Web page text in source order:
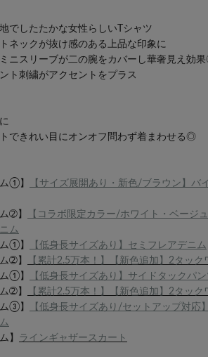
でしたたかな女性らしいTシャツ
ネックが抜け感のある上品な印象に
ニスリーブが二の腕をカバーし華奢見え効
ト刺繍がアクセントをプラス
できれい目にオンオフ問わず着まわせる◎
①】
【サイズ展開あり・新色/ブラウン】バ
➁】
【コラボ限定カラー/ホワイト・ベージ
ム
①】
【低身長サイズあり】セミフレアデニム
➁】
【累計2.5万本！】【新色追加】2タック
①】
【低身長サイズあり】サイドタックパン
➁】
【累計2.5万本！】【新色追加】2タック
③】
【低身長サイズあり/セットアップ対応
】
ラインギャザースカート